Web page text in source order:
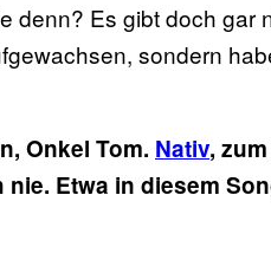
denn? Es gibt doch gar
sondern
Onkel Tom. Nativ,
Etwa in diesem